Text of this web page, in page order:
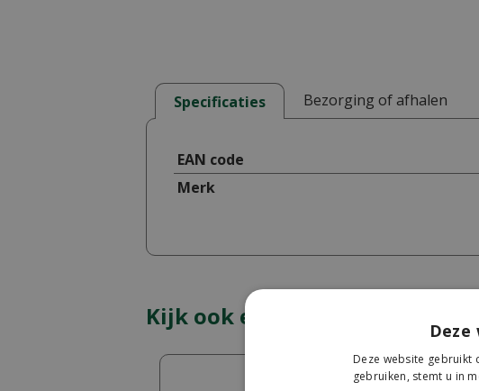
Specificaties Bezorging of afhalen
EAN code
Merk
Kijk ook eens naar:
Deze website gebruikt
gebruiken, stemt u in